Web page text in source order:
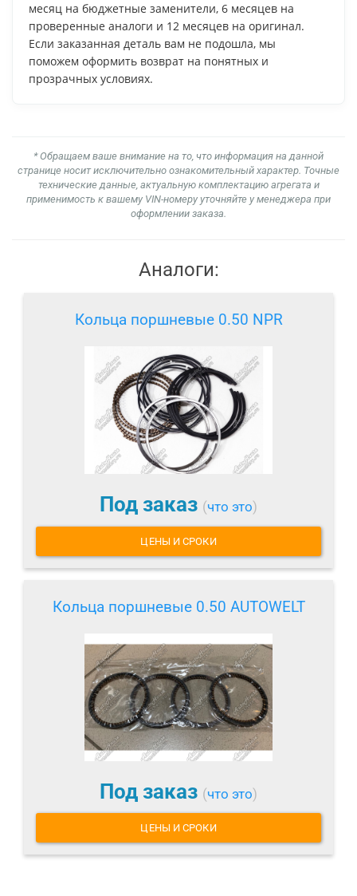
месяц на бюджетные заменители, 6 месяцев на
проверенные аналоги и 12 месяцев на оригинал.
Если заказанная деталь вам не подошла, мы
поможем оформить возврат на понятных и
прозрачных условиях.
* Обращаем ваше внимание на то, что информация на данной
странице носит исключительно ознакомительный характер. Точные
технические данные, актуальную комплектацию агрегата и
применимость к вашему VIN-номеру уточняйте у менеджера при
оформлении заказа.
Аналоги:
Кольца поршневые 0.50 NPR
Под заказ (что это)
ЦЕНЫ И СРОКИ
Кольца поршневые 0.50 AUTOWELT
Под заказ (что это)
ЦЕНЫ И СРОКИ